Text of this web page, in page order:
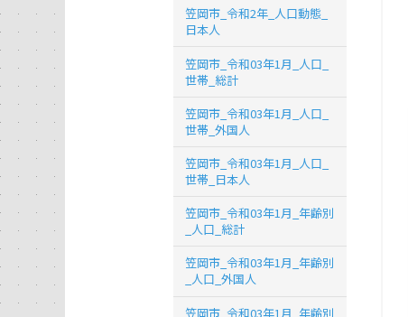
笠岡市_令和2年_人口動態_
日本人
笠岡市_令和03年1月_人口_
世帯_総計
笠岡市_令和03年1月_人口_
世帯_外国人
笠岡市_令和03年1月_人口_
世帯_日本人
笠岡市_令和03年1月_年齢別
_人口_総計
笠岡市_令和03年1月_年齢別
_人口_外国人
笠岡市_令和03年1月_年齢別